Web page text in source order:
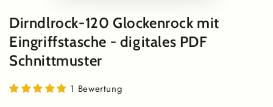
Dirndlrock-120 Glockenrock mit
Eingriffstasche - digitales PDF
Schnittmuster
1 Bewertung